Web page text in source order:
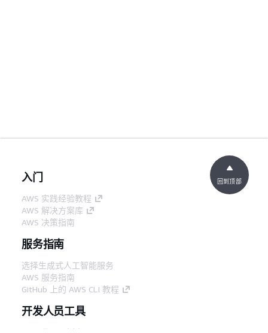
入门
AWS 实践经验教程
AWS 解决方案库
AWS 决策指南
服务指南
选择生成式人工智能服务
AWS 服务指南
GitHub 上的 AWS CLI 教程
开发人员工具
回到顶部